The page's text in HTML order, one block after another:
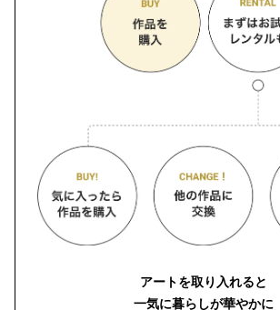
アートを取り入れると
一気に暮らしが華やかに